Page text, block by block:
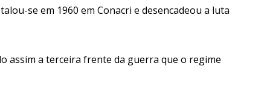
se em 1960 em Conacri e desencadeou a luta
assim a terceira frente da guerra que o regime